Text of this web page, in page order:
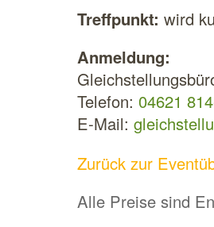
Treffpunkt: wird
Anmeldung:
Telefon: 04621
E-Mail:
Zurück zur
Alle Preise sind